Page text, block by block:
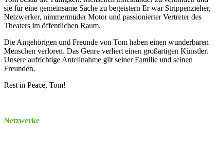
sie für eine gemeinsame Sache zu begeistern Er war Strippenzieher,
Netzwerker, nimmermüder Motor und passionierter Vertreter des
Theaters im öffentlichen Raum.
Die Angehörigen und Freunde von Tom haben einen wunderbaren
Menschen verloren. Das Genre verliert einen großartigen Künstler.
Unsere aufrichtige Anteilnahme gilt seiner Familie und seinen
Freunden.
Rest in Peace, Tom!
Netzwerke